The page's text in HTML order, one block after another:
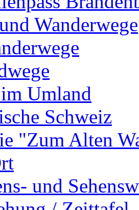
Wanderwege
Umland
Schweiz
"Zum Alten
und